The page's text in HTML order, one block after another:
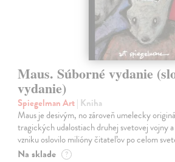
Maus. Súborné vydanie
vydanie)
Spiegelman Art| Kniha
Maus je desivým, no zároveň umelecky
tragických udalostiach druhej svetovej vojny
vzniku oslovilo milióny čitateľov po celom
Na sklade ?